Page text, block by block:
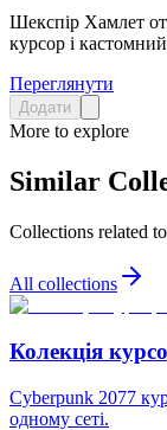
Шекспір Хамлет
курсор і
Переглянути
Додати
More to explore
Similar
Collections related to
All collections
Колекція
Cyberpunk 2077
одному сеті.